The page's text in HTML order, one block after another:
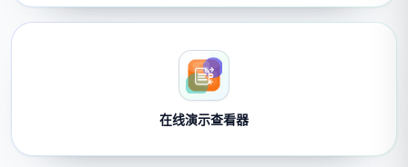
在线演示查看器